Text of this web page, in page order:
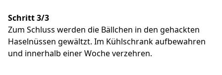
Schritt 3/3
Zum Schluss werden die Bällchen in den gehackten
Haselnüssen gewältzt. Im Kühlschrank aufbewahren
und innerhalb einer Woche verzehren.